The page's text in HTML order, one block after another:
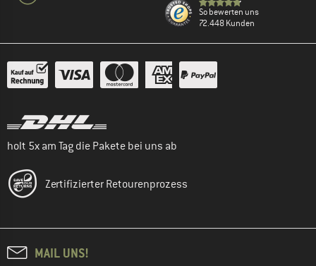
So bewerten uns
72.448 Kunden
holt 5x am Tag die Pakete bei uns ab
Zertifizierter Retourenprozess
MAIL UNS!